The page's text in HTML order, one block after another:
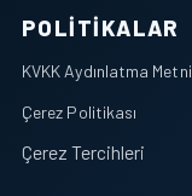
POLITIKALAR
KVKK Aydınlatma Metni
Çerez Politikası
Çerez Tercihleri